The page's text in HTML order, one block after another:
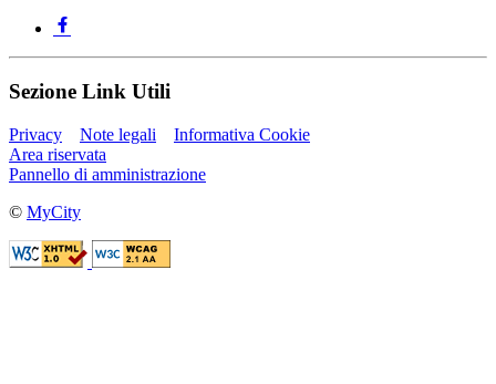
Sezione Link Utili
Privacy Note legali
Informativa Cookie
Area riservata
Pannello di amministrazione
© MyCity